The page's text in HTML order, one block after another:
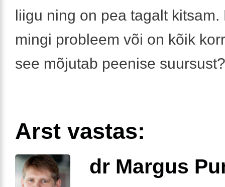
liigu ning on pea tagalt kitsam.
mingi probleem või on kõik
see mõjutab peenise suursust?
Arst vastas:
dr Margus